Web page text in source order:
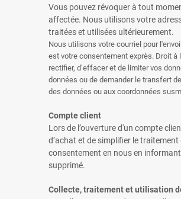
Vous pouvez révoquer à tout
affectée. Nous utilisons votre
traitées et utilisées ultérieurement.
Nous utilisons votre courriel pour
est votre consentement exprès. Droit à
rectifier, d’effacer et de limiter vos
données ou de demander le transfert
des données ou aux coordonnées
Compte client
Lors de l’ouverture d'un compte
d’achat et de simplifier le
consentement en nous en
supprimé.
Collecte, traitement et utilisation